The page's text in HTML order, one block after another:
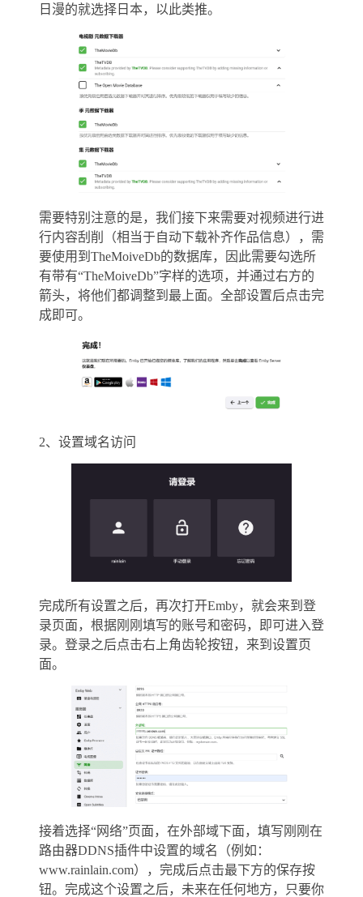
日漫的就选择日本，以此类推。
需要特别注意的是，我们接下来需要对视频进行进
行内容刮削（相当于自动下载补齐作品信息），需
要使用到TheMoiveDb的数据库，因此需要勾选所
有带有“TheMoiveDb”字样的选项，并通过右方的
箭头，将他们都调整到最上面。全部设置后点击完
成即可。
2、设置域名访问
完成所有设置之后，再次打开Emby，就会来到登
录页面，根据刚刚填写的账号和密码，即可进入登
录。登录之后点击右上角齿轮按钮，来到设置页
面。
接着选择“网络”页面，在外部域下面，填写刚刚在
路由器DDNS插件中设置的域名（例如：
www.rainlain.com），完成后点击最下方的保存按
钮。完成这个设置之后，未来在任何地方，只要你